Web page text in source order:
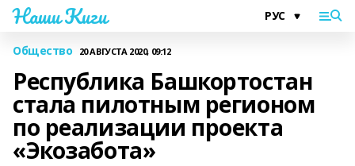
Наши Киги
Общество 20 АВГУСТА 2020, 09:12
Республика Башкортостан
стала пилотным регионом
по реализации проекта
«Экозабота»